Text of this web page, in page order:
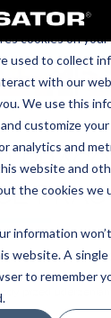
cookies on your
used to collect
with our
We use this
customize
analytics and
website and
the cookies we
information
website. A single
to remember
produktów Impact
przed